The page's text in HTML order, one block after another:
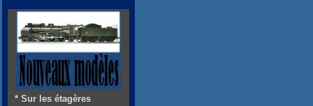
* Sur les étagères